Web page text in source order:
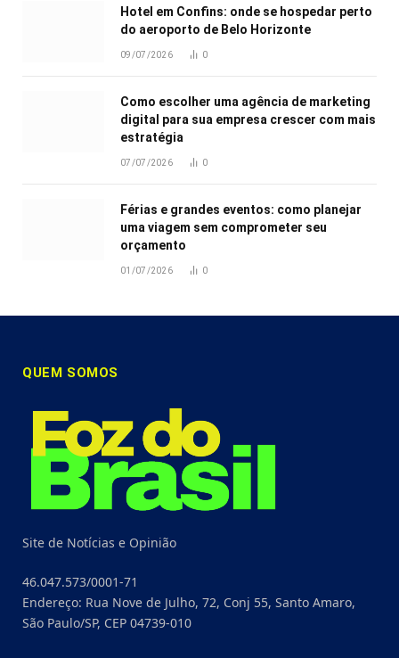
Hotel em Confins: onde se hospedar perto
do aeroporto de Belo Horizonte
09/07/2026 0
Como escolher uma agência de marketing
digital para sua empresa crescer com mais
estratégia
07/07/2026 0
Férias e grandes eventos: como planejar
uma viagem sem comprometer seu
orçamento
01/07/2026 0
QUEM SOMOS
Site de Notícias e Opinião
46.047.573/0001-71
Endereço: Rua Nove de Julho, 72, Conj 55, Santo Amaro,
São Paulo/SP, CEP 04739-010